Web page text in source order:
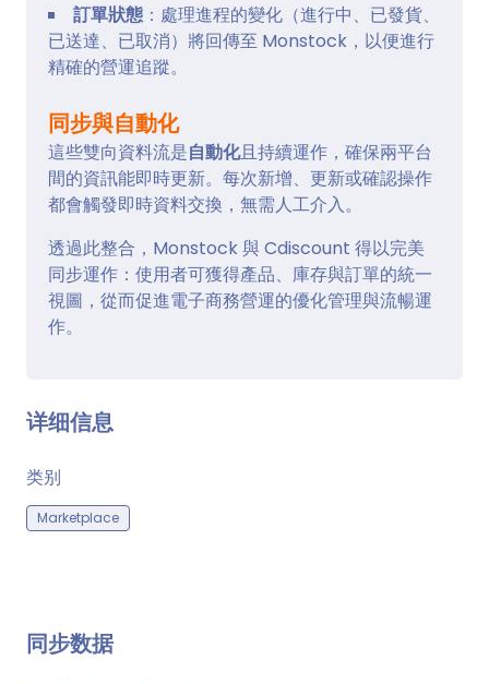
訂單狀態 ：處理進程的變化（進行中、已發貨、
已送達、已取消）將回傳至 Monstock，以便進行
精確的營運追蹤。
同步與自動化
這些雙向資料流是自動化且持續運作，確保兩平台
間的資訊能即時更新。每次新增、更新或確認操作
都會觸發即時資料交換，無需人工介入。
透過此整合，Monstock 與 Cdiscount 得以完美
同步運作：使用者可獲得產品、庫存與訂單的統一
視圖，從而促進電子商務營運的優化管理與流暢運
作。
详细信息
类别
Marketplace
同步数据